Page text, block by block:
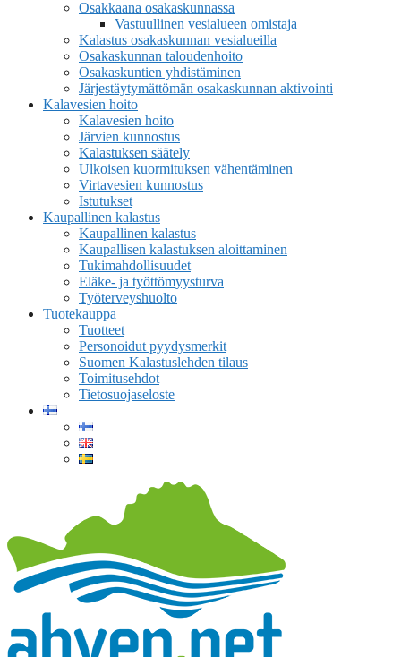
Osakkaana osakaskunnassa
Vastuullinen vesialueen omistaja
Kalastus osakaskunnan vesialueilla
Osakaskunnan taloudenhoito
Osakaskuntien yhdistäminen
Järjestäytymättömän osakaskunnan aktivointi
Kalavesien hoito
Kalavesien hoito
Järvien kunnostus
Kalastuksen säätely
Ulkoisen kuormituksen vähentäminen
Virtavesien kunnostus
Istutukset
Kaupallinen kalastus
Kaupallinen kalastus
Kaupallisen kalastuksen aloittaminen
Tukimahdollisuudet
Eläke- ja työttömyysturva
Työterveyshuolto
Tuotekauppa
Tuotteet
Personoidut pyydysmerkit
Suomen Kalastuslehden tilaus
Toimitusehdot
Tietosuojaseloste